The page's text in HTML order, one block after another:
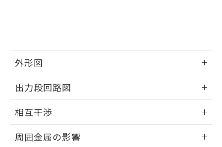
外形図
外形図
出力段回路図
出力段回路図
相互干渉
周囲金属の影響
※当社の共同利用者とは、"個人情報
の共同利用に関して"
用者の範囲」に記載されている法人を
とができます。
EU RoHS指令（10物質）の非含有証明書
51物質の非含有証明書（当社基準）
※本証明書は発行日時点で非含有を証明す
ものではありません。
また、RoHS指令のフタル酸エステル類４
物質の対応では、対応完了までの期間は出